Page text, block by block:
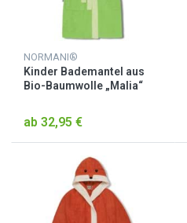
NORMANI®
Kinder Bademantel aus
Bio-Baumwolle „Malia“
ab 32,95 €